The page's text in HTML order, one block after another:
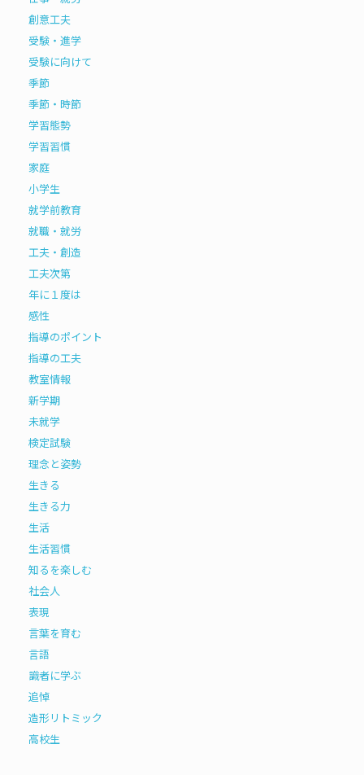
創意工夫
受験・進学
受験に向けて
季節
季節・時節
学習態勢
学習習慣
家庭
小学生
就学前教育
就職・就労
工夫・創造
工夫次第
年に１度は
感性
指導のポイント
指導の工夫
教室情報
新学期
未就学
検定試験
理念と姿勢
生きる
生きる力
生活
生活習慣
知るを楽しむ
社会人
表現
言葉を育む
言語
識者に学ぶ
追悼
造形リトミック
高校生